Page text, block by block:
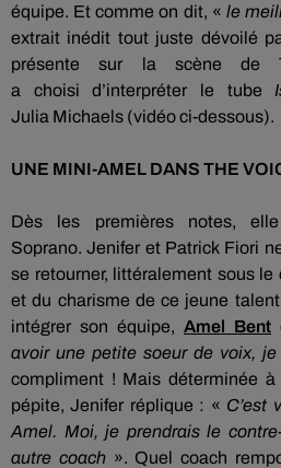
équipe. Et comme on dit, « le
extrait inédit tout juste dévoilé
présente sur la scène de
a
choisi d’interpréter le tube
Julia Michaels (vidéo ci-dessous).
UNE MINI-AMEL DANS THE
Dès les premières notes,
Soprano. Jenifer et Patrick Fiori
se retourner, littéralement sous
et du charisme de ce jeune
intégrer son équipe, Amel Bent
avoir une petite soeur de voix,
compliment ! Mais déterminée
pépite, Jenifer réplique : « C’est
Amel. Moi, je prendrais le
autre coach». Quel coach